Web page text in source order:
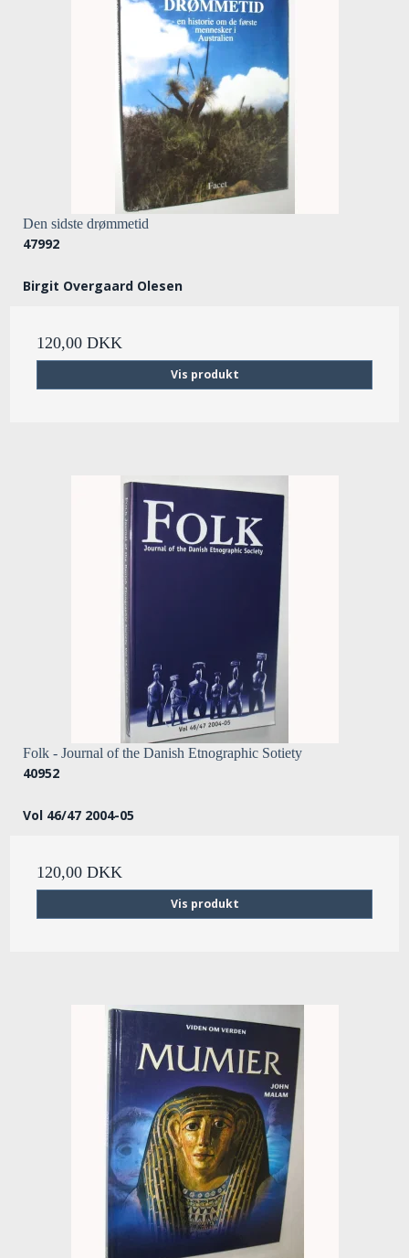
Den sidste drømmetid
47992
Birgit Overgaard Olesen
120,00 DKK
Vis produkt
Folk - Journal of the Danish Etnographic Sotiety
40952
Vol 46/47 2004-05
120,00 DKK
Vis produkt